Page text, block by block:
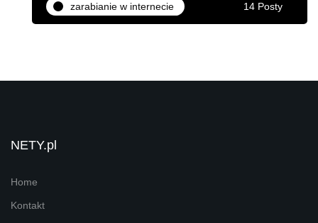
zarabianie w internecie 14 Posty
NETY.pl
Home
Kontakt